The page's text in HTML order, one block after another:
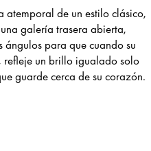
atemporal de un estilo clásico,
galería trasera abierta,
para que cuando su
refleje un brillo igualado solo
guarde cerca de su corazón.